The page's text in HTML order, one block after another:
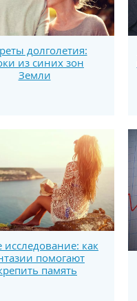
долголетия:
из синих зон
Земли
исследование: как
помогают
память